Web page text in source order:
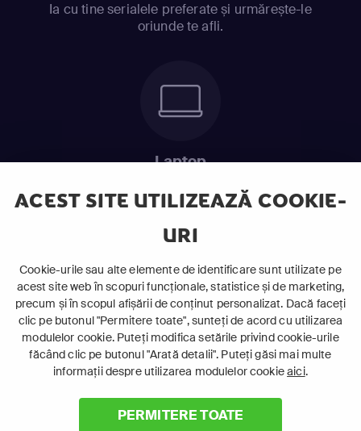
ACEST SITE UTILIZEAZĂ COOKIE-
URI
Cookie-urile sau alte elemente de identificare sunt utilizate pe
acest site web în scopuri funcționale, statistice și de marketing,
precum și în scopul afișării de conținut personalizat. Dacă faceți
clic pe butonul "Permitere toate", sunteți de acord cu utilizarea
modulelor cookie. Puteți modifica setările privind cookie-urile
făcând clic pe butonul "Arată detalii". Puteți găsi mai multe
informații despre utilizarea modulelor cookieaici.
PERMITERE TOATE
Ia cu tine serialele preferate și urmărește-le
oriunde te afli.
Laptop
ABONEAZĂ-TE ACUM
Cerințe de sistem